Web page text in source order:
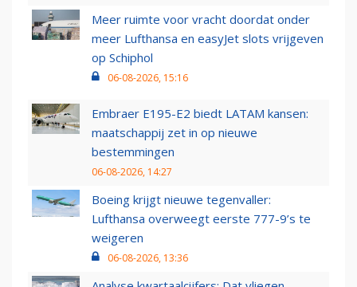
Meer ruimte voor vracht doordat onder
meer Lufthansa en easyJet slots vrijgeven
op Schiphol
06-08-2026, 15:16
Embraer E195-E2 biedt LATAM kansen:
maatschappij zet in op nieuwe
bestemmingen
06-08-2026, 14:27
Boeing krijgt nieuwe tegenvaller:
Lufthansa overweegt eerste 777-9’s te
weigeren
06-08-2026, 13:36